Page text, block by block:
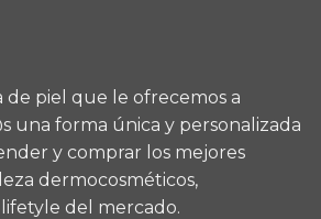
de piel que le ofrecemos a
una forma única y personalizada
y comprar los mejores
dermocosméticos,
del mercado.